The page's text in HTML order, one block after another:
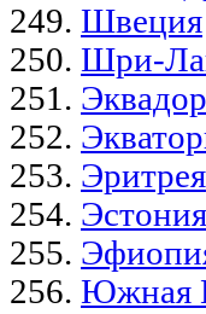
Швеция
Шри-
Эквадор
Эритрея
Эстония
Южная